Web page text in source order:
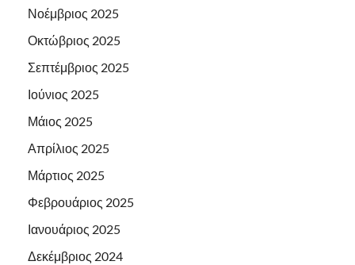
Νοέμβριος 2025
Οκτώβριος 2025
Σεπτέμβριος 2025
Ιούνιος 2025
Μάιος 2025
Απρίλιος 2025
Μάρτιος 2025
Φεβρουάριος 2025
Ιανουάριος 2025
Δεκέμβριος 2024